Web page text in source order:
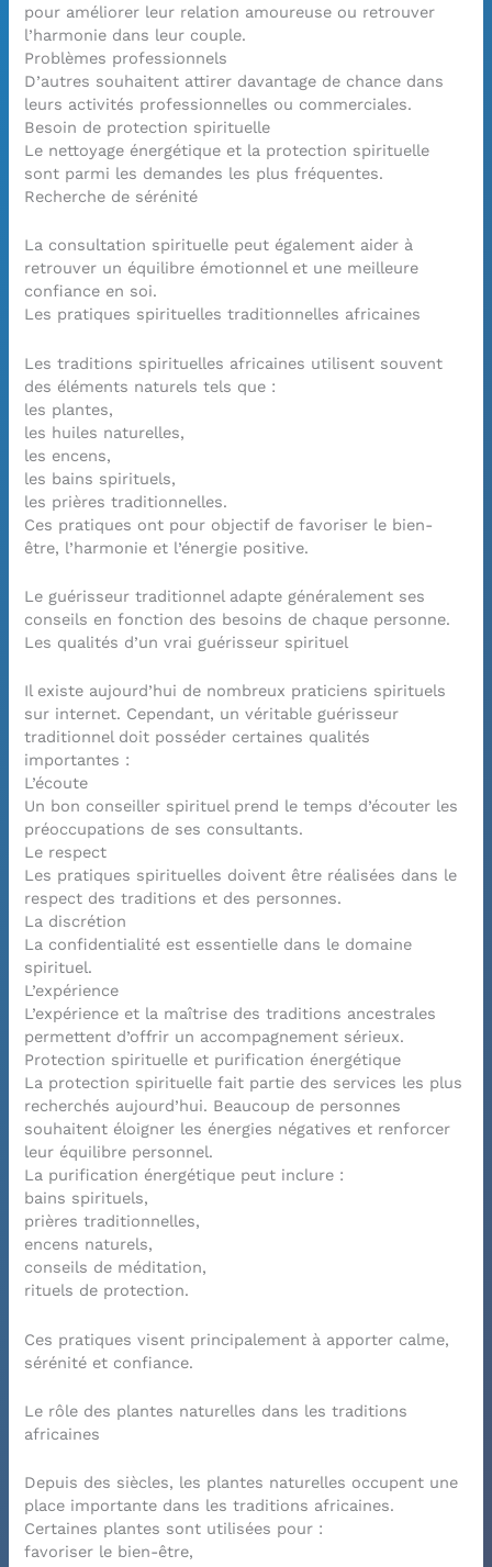
pour améliorer leur relation amoureuse ou retrouver
l’harmonie dans leur couple.
Problèmes professionnels
D’autres souhaitent attirer davantage de chance dans
leurs activités professionnelles ou commerciales.
Besoin de protection spirituelle
Le nettoyage énergétique et la protection spirituelle
sont parmi les demandes les plus fréquentes.
Recherche de sérénité
La consultation spirituelle peut également aider à
retrouver un équilibre émotionnel et une meilleure
confiance en soi.
Les pratiques spirituelles traditionnelles africaines
Les traditions spirituelles africaines utilisent souvent
des éléments naturels tels que :
les plantes,
les huiles naturelles,
les encens,
les bains spirituels,
les prières traditionnelles.
Ces pratiques ont pour objectif de favoriser le bien-
être, l’harmonie et l’énergie positive.
Le guérisseur traditionnel adapte généralement ses
conseils en fonction des besoins de chaque personne.
Les qualités d’un vrai guérisseur spirituel
Il existe aujourd’hui de nombreux praticiens spirituels
sur internet. Cependant, un véritable guérisseur
traditionnel doit posséder certaines qualités
importantes :
L’écoute
Un bon conseiller spirituel prend le temps d’écouter les
préoccupations de ses consultants.
Le respect
Les pratiques spirituelles doivent être réalisées dans le
respect des traditions et des personnes.
La discrétion
La confidentialité est essentielle dans le domaine
spirituel.
L’expérience
L’expérience et la maîtrise des traditions ancestrales
permettent d’offrir un accompagnement sérieux.
Protection spirituelle et purification énergétique
La protection spirituelle fait partie des services les plus
recherchés aujourd’hui. Beaucoup de personnes
souhaitent éloigner les énergies négatives et renforcer
leur équilibre personnel.
La purification énergétique peut inclure :
bains spirituels,
prières traditionnelles,
encens naturels,
conseils de méditation,
rituels de protection.
Ces pratiques visent principalement à apporter calme,
sérénité et confiance.
Le rôle des plantes naturelles dans les traditions
africaines
Depuis des siècles, les plantes naturelles occupent une
place importante dans les traditions africaines.
Certaines plantes sont utilisées pour :
favoriser le bien-être,